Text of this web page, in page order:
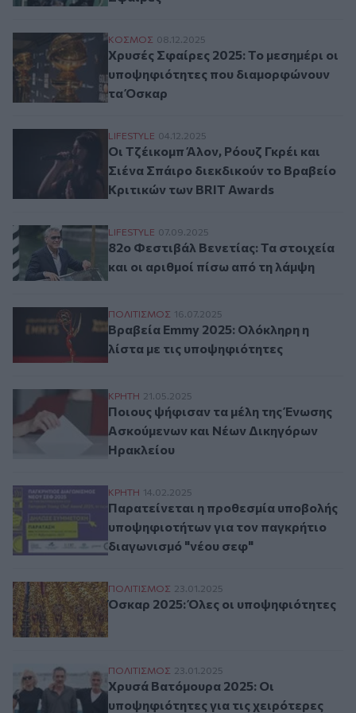
Χρυσές Σφαίρες 2025: Το μεσημέρι οι
ΚΟΣΜΟΣ 08.12.2025
Χρυσές Σφαίρες 2025: Το μεσημέρι οι
υποψηφιότητες που διαμορφώνουν
τα Όσκαρ
Οι Τζέικομπ Άλον, Ρόουζ Γκρέι και
LIFESTYLE 04.12.2025
Οι Τζέικομπ Άλον, Ρόουζ Γκρέι και
Σιένα Σπάιρο διεκδικούν το Βραβείο
Κριτικών των BRIT Awards
82ο Φεστιβάλ Βενετίας: Τα στοιχεία και
LIFESTYLE 07.09.2025
82ο Φεστιβάλ Βενετίας: Τα στοιχεία
και οι αριθμοί πίσω από τη λάμψη
Βραβεία Emmy 2025: Ολόκληρη η λίστα
ΠΟΛΙΤΙΣΜΟΣ 16.07.2025
Βραβεία Emmy 2025: Ολόκληρη η
λίστα με τις υποψηφιότητες
Ποιους ψήφισαν τα μέλη της Ένωσης
ΚΡΗΤΗ 21.05.2025
Ποιους ψήφισαν τα μέλη της Ένωσης
Ασκούμενων και Νέων Δικηγόρων
Ηρακλείου
Παρατείνεται η προθεσμία υποβολής
ΚΡΗΤΗ 14.02.2025
Παρατείνεται η προθεσμία υποβολής
υποψηφιοτήτων για τον παγκρήτιο
διαγωνισμό "νέου σεφ"
Όσκαρ 2025: Όλες οι υποψηφιότητες
ΠΟΛΙΤΙΣΜΟΣ 23.01.2025
Όσκαρ 2025: Όλες οι υποψηφιότητες
Χρυσά Βατόμουρα 2025: Οι
ΠΟΛΙΤΙΣΜΟΣ 23.01.2025
Χρυσά Βατόμουρα 2025: Οι
υποψηφιότητες για τις χειρότερες